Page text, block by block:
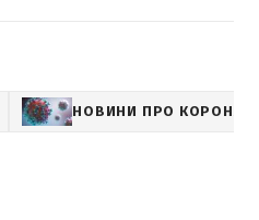
НОВИНИ ПРО